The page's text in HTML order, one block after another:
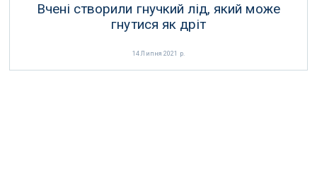
Вчені створили гнучкий лід, який може
гнутися як дріт
14 Липня 2021 р.